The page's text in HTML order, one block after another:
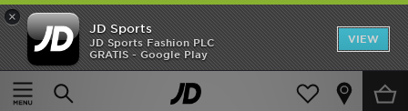
×
JD Sports
JD Sports Fashion PLC
GRATIS - Google Play
VIEW
Hjem
Damer Damesko
Damesko - Only Show Exclusive Items
Hjem
Udsalg